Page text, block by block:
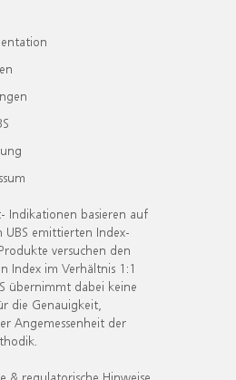
Indikationen basieren auf
emittierten Index-
versuchen den
Index im Verhältnis 1:1
übernimmt dabei keine
die Genauigkeit,
Angemessenheit der